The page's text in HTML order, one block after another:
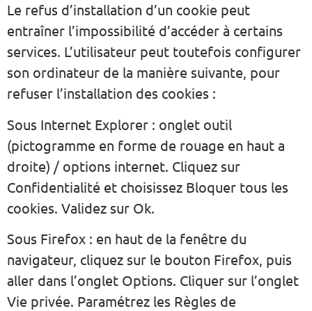
Le refus d’installation d’un cookie peut
entraîner l’impossibilité d’accéder à certains
services. L’utilisateur peut toutefois configurer
son ordinateur de la manière suivante, pour
refuser l’installation des cookies :
Sous Internet Explorer : onglet outil
(pictogramme en forme de rouage en haut a
droite) / options internet. Cliquez sur
Confidentialité et choisissez Bloquer tous les
cookies. Validez sur Ok.
Sous Firefox : en haut de la fenêtre du
navigateur, cliquez sur le bouton Firefox, puis
aller dans l’onglet Options. Cliquer sur l’onglet
Vie privée. Paramétrez les Règles de